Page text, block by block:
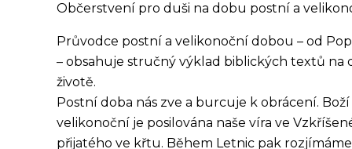
Občerstvení pro duši na dobu postní a
Průvodce postní a velikonoční dobou – od
– obsahuje stručný výklad biblických textů na
životě.
Postní doba nás zve a burcuje k obrácení.
velikonoční je posilována naše víra ve
přijatého ve křtu. Během Letnic pak